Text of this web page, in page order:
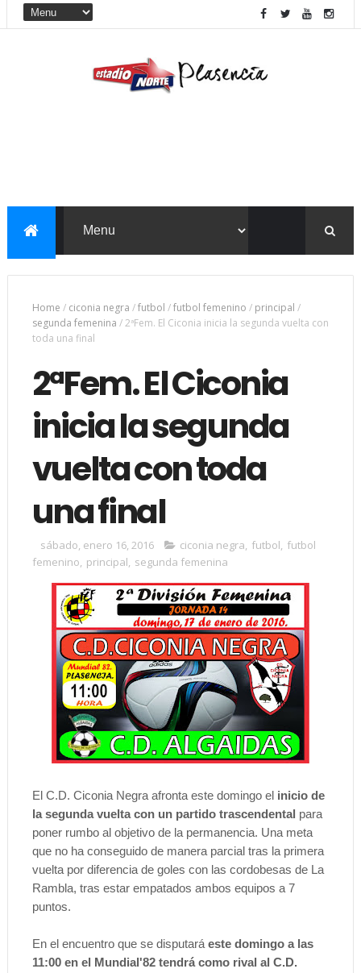
Home / ciconia negra /futbol /futbol femenino / principal /
segunda femenina /2ªFem. El Ciconia inicia la segunda vuelta con
toda una final
2ªFem. El Ciconia
inicia la segunda
vuelta con toda
una final
sábado, enero 16, 2016 ciconia negra, futbol, futbol
femenino, principal, segunda femenina
El C.D. Ciconia Negra afronta este domingo el inicio de
la segunda vuelta con un partido trascendental para
poner rumbo al objetivo de la permanencia. Una meta
que no ha conseguido de manera parcial tras la primera
vuelta por diferencia de goles con las cordobesas de La
Rambla, tras estar empatados ambos equipos a 7
puntos.
En el encuentro que se disputaráeste domingo a las
11:00 en el Mundial'82 tendrá como rival al C.D.